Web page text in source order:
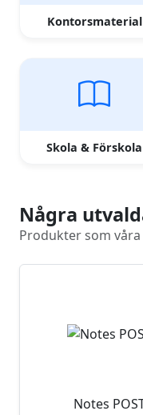
Kontorsmaterial
Skola & Förskola
Några
Produkter som
Notes